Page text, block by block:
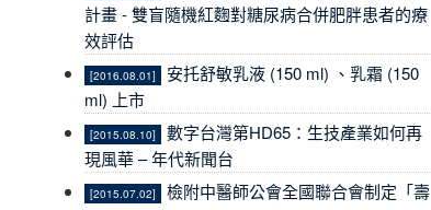
計畫 - 雙盲隨機紅麴對糖尿病合併肥胖患者的療
效評估
[2016.08.01]
安托舒敏乳液 (150 ml) 、乳霜 (150
ml) 上市
[2015.08.10]
數字台灣第HD65：生技產業如何再
現風華 – 年代新聞台
[2015.07.02]
檢附中醫師公會全國聯合會制定「壽